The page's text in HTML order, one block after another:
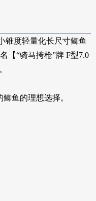
锥度轻量化长尺寸鲫鱼
【“骑马挎枪”牌 F型7.0
鱼的理想选择。